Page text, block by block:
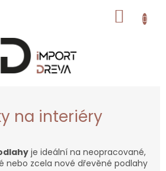
KOŠÍK
na interiéry
je ideální na neopracované,
nebo zcela nové dřevěné podlahy